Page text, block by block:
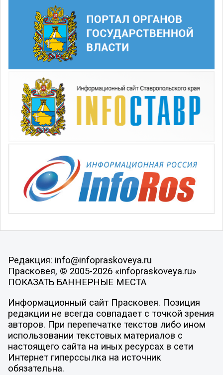
Редакция: info@infopraskoveya.ru
Прасковея, © 2005-2026 «infopraskoveya.ru»
ПОКАЗАТЬ БАННЕРНЫЕ МЕСТА
Информационный сайт Прасковея. Позиция
редакции не всегда совпадает с точкой зрения
авторов. При перепечатке текстов либо ином
использовании текстовых материалов с
настоящего сайта на иных ресурсах в сети
Интернет гиперссылка на источник
обязательна.